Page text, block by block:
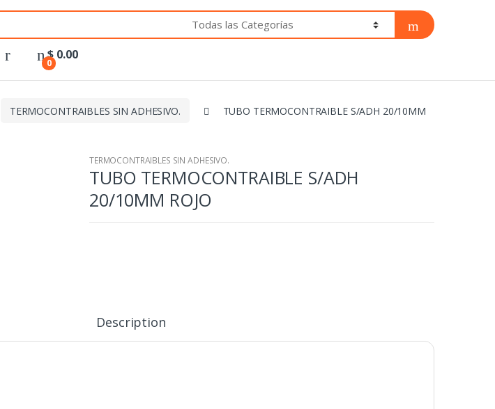
0
$ 0.00
TERMOCONTRAIBLES SIN ADHESIVO.
TUBO TERMOCONTRAIBLE S/ADH 20/10MM
TERMOCONTRAIBLES SIN ADHESIVO.
TUBO TERMOCONTRAIBLE S/ADH
20/10MM ROJO
Description